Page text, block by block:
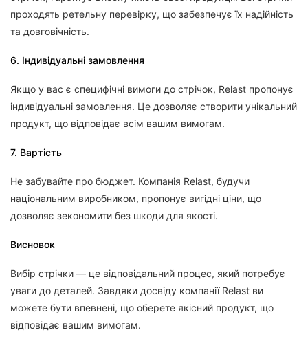
проходять ретельну перевірку, що забезпечує їх надійність
та довговічність.
6. Індивідуальні замовлення
Якщо у вас є специфічні вимоги до стрічок, Relast пропонує
індивідуальні замовлення. Це дозволяє створити унікальний
продукт, що відповідає всім вашим вимогам.
7. Вартість
Не забувайте про бюджет. Компанія Relast, будучи
національним виробником, пропонує вигідні ціни, що
дозволяє зекономити без шкоди для якості.
Висновок
Вибір стрічки — це відповідальний процес, який потребує
уваги до деталей. Завдяки досвіду компанії Relast ви
можете бути впевнені, що оберете якісний продукт, що
відповідає вашим вимогам.